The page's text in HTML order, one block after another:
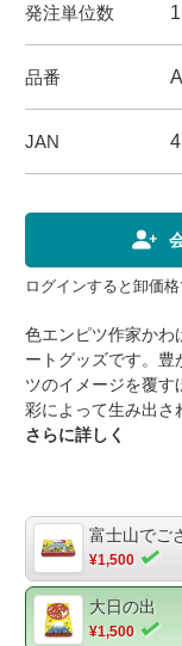
発注単位数
品番
JAN
ログインすると卸価格
色エンピツ作家かわ
ートグッズです。
ツのイメージを覆
彩によって生み出さ
魅力あふれる世界を
でかわいい小箱で
枚（合計12枚）入
ジカードの柄は異
す。紙は高級紙ヴ
ん、軽やかな書き
トにメッセージカ
さらに詳しく
富士山でご
¥1,500
大日の出
¥1,500